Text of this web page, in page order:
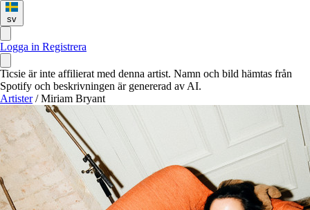
sv
Logga in Registrera
Ticsie är inte affilierat med denna artist. Namn och bild hämtas från
Spotify och beskrivningen är genererad av AI.
Artister / Miriam Bryant